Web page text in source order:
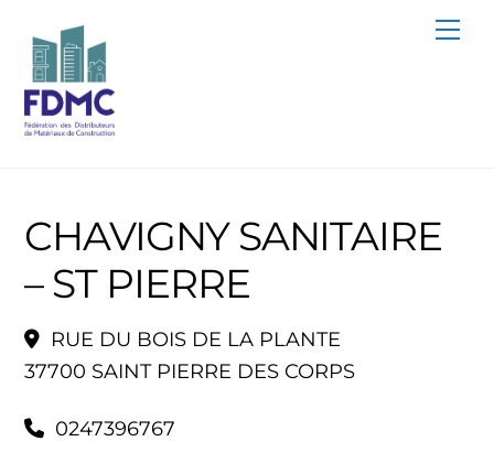
content
CHAVIGNY SANITAIRE
– ST PIERRE
RUE DU BOIS DE LA PLANTE
37700 SAINT PIERRE DES CORPS
0247396767